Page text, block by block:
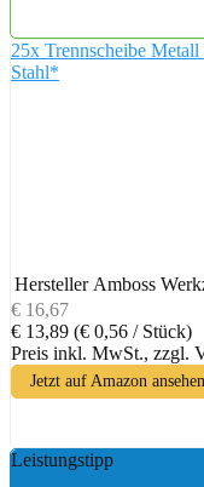
25x Trennscheibe
Stahl*
Hersteller Amboss
€ 16,67
€ 13,89 (€ 0,56 / Stück)
Preis inkl. MwSt., zzgl.
Jetzt auf Amazon
Leistungstipp